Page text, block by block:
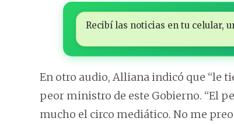
Recibí las noticias en tu celular,
En otro audio, Alliana indicó que “le
peor ministro de este Gobierno. “El
mucho el circo mediático. No me